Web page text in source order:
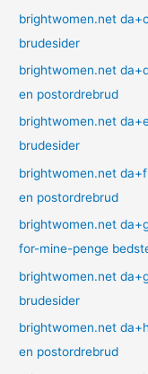
brightwomen.net
brudesider
brightwomen.net
en postordrebrud
brightwomen.net
brudesider
brightwomen.net
en postordrebrud
brightwomen.net
for-mine-penge
brightwomen.net
brudesider
brightwomen.net
en postordrebrud